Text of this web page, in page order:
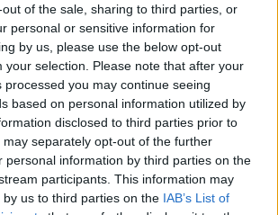
of the sale, sharing to third parties, or
personal or sensitive information for
by us, please use the below opt-out
your selection. Please note that after your
processed you may continue seeing
based on personal information utilized by
disclosed to third parties prior to
separately opt-out of the further
personal information by third parties on the
participants. This information may
us to third parties on the IAB’s List of